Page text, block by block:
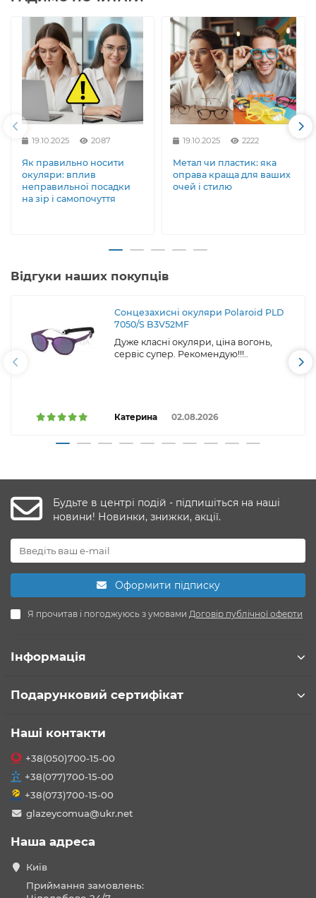
19.10.2025 2087
Як правильно носити
окуляри: вплив
неправильної посадки
на зір і самопочуття
19.10.2025 2222
Метал чи пластик: яка
оправа краща для ваших
очей і стилю
Відгуки наших покупців
Сонцезахисні окуляри Polaroid PLD
7050/S B3V52MF
Дуже класні окуляри, ціна вогонь,
сервіс супер. Рекомендую!!!..
Катерина 02.08.2026
Будьте в центрі подій - підпишіться на наші
новини! Новинки, знижки, акції.
Оформити підписку
Я прочитав і погоджуюсь з умовами Договір публічної оферти
Інформація
Подарунковий сертифікат
Наші контакти
+38(050)700-15-00
+38(077)700-15-00
+38(073)700-15-00
glazeycomua@ukr.net
Наша адреса
Київ
Приймання замовлень: